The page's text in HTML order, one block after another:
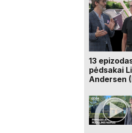
13
pėdsakai
Andersen